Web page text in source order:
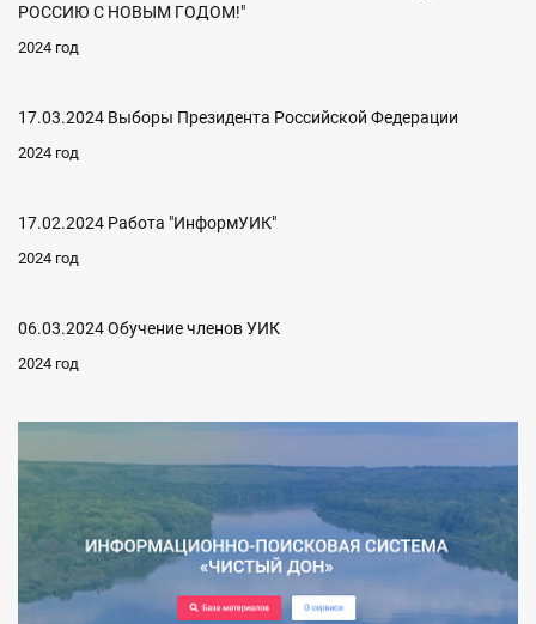
РОССИЮ С НОВЫМ ГОДОМ!"
2024 год
17.03.2024 Выборы Президента Российской Федерации
2024 год
17.02.2024 Работа "ИнформУИК"
2024 год
06.03.2024 Обучение членов УИК
2024 год